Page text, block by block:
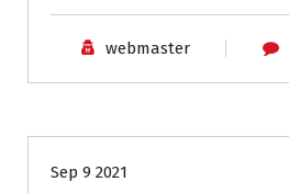
webmaster
Sep 9 2021